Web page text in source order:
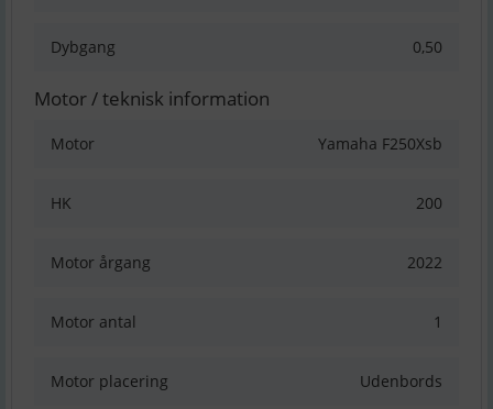
Dybgang 0,50
Motor / teknisk information
Motor Yamaha F250Xsb
HK 200
Motor årgang 2022
Motor antal 1
Motor placering Udenbords